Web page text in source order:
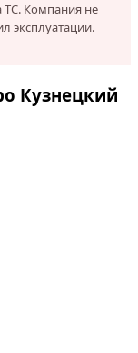
ТС. Компания не
эксплуатации.
Кузнецкий